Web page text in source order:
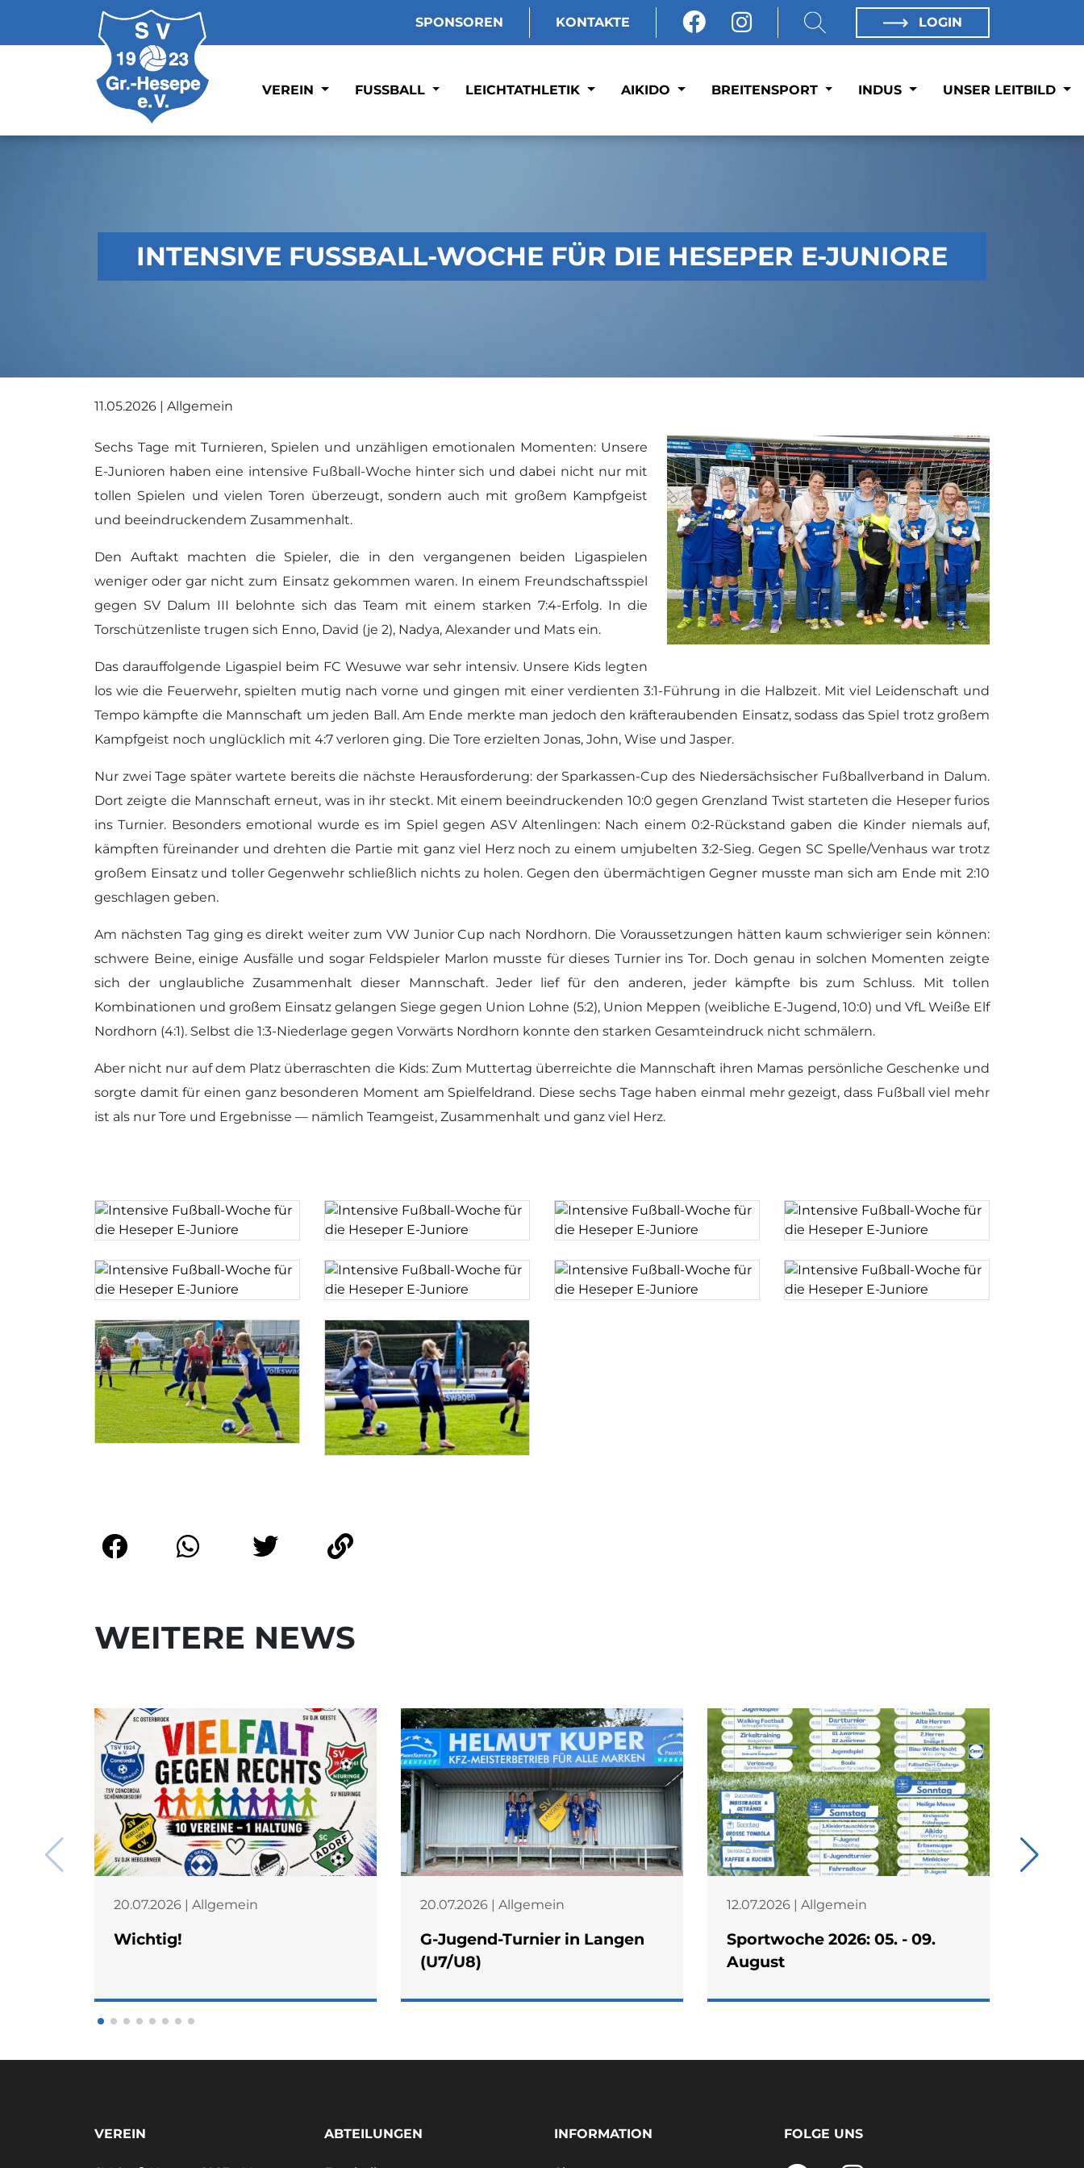
SPONSOREN KONTAKTE LOGIN
VEREIN FUSSBALL LEICHTATHLETIK AIKIDO BREITENSPORT INDUS UNSER LEITBILD
INTENSIVE FUSSBALL-WOCHE FÜR DIE HESEPER E-JUNIORE
11.05.2026 | Allgemein
Sechs Tage mit Turnieren, Spielen und unzähligen emotionalen Momenten: Unsere
E-Junioren haben eine intensive Fußball-Woche hinter sich und dabei nicht nur mit
tollen Spielen und vielen Toren überzeugt, sondern auch mit großem Kampfgeist
und beeindruckendem Zusammenhalt.
Den Auftakt machten die Spieler, die in den vergangenen beiden Ligaspielen
weniger oder gar nicht zum Einsatz gekommen waren. In einem Freundschaftsspiel
gegen SV Dalum III belohnte sich das Team mit einem starken 7:4-Erfolg. In die
Torschützenliste trugen sich Enno, David (je 2), Nadya, Alexander und Mats ein.
Das darauffolgende Ligaspiel beim FC Wesuwe war sehr intensiv. Unsere Kids legten
los wie die Feuerwehr, spielten mutig nach vorne und gingen mit einer verdienten 3:1-Führung in die Halbzeit. Mit viel Leidenschaft und
Tempo kämpfte die Mannschaft um jeden Ball. Am Ende merkte man jedoch den kräfteraubenden Einsatz, sodass das Spiel trotz großem
Kampfgeist noch unglücklich mit 4:7 verloren ging. Die Tore erzielten Jonas, John, Wise und Jasper.
Nur zwei Tage später wartete bereits die nächste Herausforderung: der Sparkassen-Cup des Niedersächsischer Fußballverband in Dalum.
Dort zeigte die Mannschaft erneut, was in ihr steckt. Mit einem beeindruckenden 10:0 gegen Grenzland Twist starteten die Heseper furios
ins Turnier. Besonders emotional wurde es im Spiel gegen ASV Altenlingen: Nach einem 0:2-Rückstand gaben die Kinder niemals auf,
kämpften füreinander und drehten die Partie mit ganz viel Herz noch zu einem umjubelten 3:2-Sieg. Gegen SC Spelle/Venhaus war trotz
großem Einsatz und toller Gegenwehr schließlich nichts zu holen. Gegen den übermächtigen Gegner musste man sich am Ende mit 2:10
geschlagen geben.
Am nächsten Tag ging es direkt weiter zum VW Junior Cup nach Nordhorn. Die Voraussetzungen hätten kaum schwieriger sein können:
schwere Beine, einige Ausfälle und sogar Feldspieler Marlon musste für dieses Turnier ins Tor. Doch genau in solchen Momenten zeigte
sich der unglaubliche Zusammenhalt dieser Mannschaft. Jeder lief für den anderen, jeder kämpfte bis zum Schluss. Mit tollen
Kombinationen und großem Einsatz gelangen Siege gegen Union Lohne (5:2), Union Meppen (weibliche E-Jugend, 10:0) und VfL Weiße Elf
Nordhorn (4:1). Selbst die 1:3-Niederlage gegen Vorwärts Nordhorn konnte den starken Gesamteindruck nicht schmälern.
Aber nicht nur auf dem Platz überraschten die Kids: Zum Muttertag überreichte die Mannschaft ihren Mamas persönliche Geschenke und
sorgte damit für einen ganz besonderen Moment am Spielfeldrand. Diese sechs Tage haben einmal mehr gezeigt, dass Fußball viel mehr
ist als nur Tore und Ergebnisse — nämlich Teamgeist, Zusammenhalt und ganz viel Herz.
WEITERE NEWS
20.07.2026 | Allgemein
Wichtig!
20.07.2026 | Allgemein
G-Jugend-Turnier in Langen
(U7/U8)
12.07.2026 | Allgemein
Sportwoche 2026: 05. - 09.
August
VEREIN ABTEILUNGEN INFORMATION FOLGE UNS